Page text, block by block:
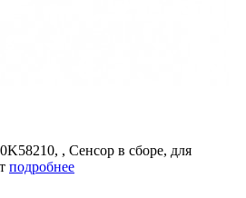
, Сенсор в сборе, для
подробнее